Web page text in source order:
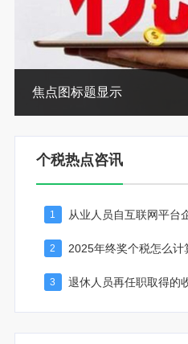
焦点图标题显示
个税热点咨讯
1
2
3